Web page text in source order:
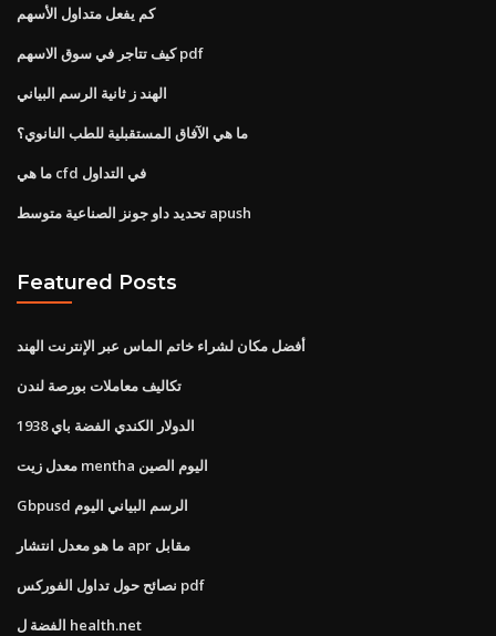
كم يفعل متداول الأسهم
كيف تتاجر في سوق الاسهم pdf
الهند ز ثانية الرسم البياني
ما هي الآفاق المستقبلية للطب النانوي؟
ما هي cfd في التداول
تحديد داو جونز الصناعية متوسط ​​apush
Featured Posts
أفضل مكان لشراء خاتم الماس عبر الإنترنت الهند
تكاليف معاملات بورصة لندن
1938 الدولار الكندي الفضة باي
معدل زيت mentha اليوم الصين
Gbpusd الرسم البياني اليوم
ما هو معدل انتشار apr مقابل
نصائح حول تداول الفوركس pdf
الفضة ل health.net